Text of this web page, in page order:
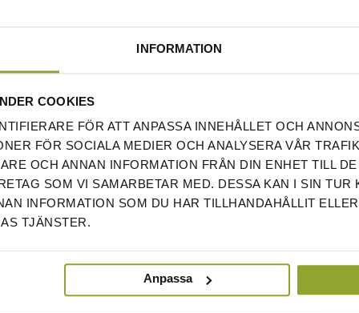
INFORMATION
COOKIES
FÖR ATT ANPASSA INNEHÅLLET OCH
FÖR SOCIALA MEDIER OCH ANALYSERA VÅR
OCH ANNAN INFORMATION FRÅN DIN ENHET TILL
SOM VI SAMARBETAR MED. DESSA KAN I SIN TUR
INFORMATION SOM DU HAR TILLHANDAHÅLLIT
TJÄNSTER.
Anpassa
PRIS